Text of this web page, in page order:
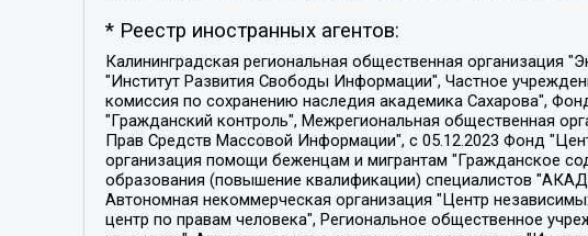
* Реестр иностранных агентов:
Калининградская региональная общественная организация "Экозащита!-Женсовет", Фонд содействия защите прав и свобод граждан "Общественный вердикт", Фонд "Институт Развития Свободы Информации", Частное учреждение "Информационное агентство МЕМО. РУ", Региональная общественная организация "Общественная комиссия по сохранению наследия академика Сахарова", Фонд поддержки свободы прессы, Санкт-Петербургская общественная правозащитная организация "Гражданский контроль", Межрегиональная общественная организация "Информационно-просветительский центр "Мемориал", Региональный Фонд "Центр Защиты Прав Средств Массовой Информации", с 05.12.2023 Фонд "Центр Защиты Прав Средств массовой информации", Региональная общественная благотворительная организация помощи беженцам и мигрантам "Гражданское содействие", Негосударственное образовательное учреждение дополнительного профессионального образования (повышение квалификации) специалистов "АКАДЕМИЯ ПО ПРАВАМ ЧЕЛОВЕКА", Свердловская региональная общественная организация "Сутяжник", Автономная некоммерческая организация "Центр независимых социологических исследований", Союз общественных объединений "Российский исследовательский центр по правам человека", Региональное общественное учреждение научно-информационный центр "МЕМОРИАЛ", Некоммерческая организация "Фонд защиты гласности", Автономная некоммерческая организация "Институт прав человека", Городская общественная организация "Екатеринбургское общество "МЕМОРИАЛ", Городская общественная организация "Рязанское историко-просветительское и правозащитное общество "Мемориал" (Рязанский Мемориал), Челябинский региональный орган общественной самодеятельности – женское общественное объединение "Женщины Евразии", Челябинский региональный орган общественной самодеятельности "Уральская правозащитная группа", Фонд содействия защите здоровья и социальной справедливости имени Андрея Рылькова, Автономная Некоммерческая Организация "Аналитический Центр Юрия Левады", Автономная некоммерческая организация социальной поддержки населения "Проект Апрель", Региональная общественная организация помощи женщинам и детям, находящимся в кризисной ситуации "Информационно-методический центр "Анна", Фонд содействия развитию массовых коммуникаций и правовому просвещению "Так-так-Так", Фонд содействия устойчивому развитию "Серебряная тайга", Свердловский региональный общественный фонд социальных проектов "Новое время", "Idel.Реалии", Кавказ.Реалии, Крым.Реалии, Телеканал Настоящее Время, Татаро-башкирская служба Радио Свобода (Azatliq Radiosi), Радио Свободная Европа/Радио Свобода (PCE/PC), "Сибирь.Реалии", "Фактограф", Благотворительный фонд помощи осужденным и их семьям, Автономная некоммерческая организация "Институт глобализации и социальных движений", Фонд "В защиту прав заключенных", Частное учреждение "Центр поддержки и содействия развитию средств массовой информации", Пензенский региональный общественный благотворительный фонд "Гражданский союз", "Север.Реалии", Некоммерческая организация Фонд "Правовая инициатива", Общество с ограниченной ответственностью "Радио Свободная Европа/Радио Свобода", Чешское информационное агентство "MEDIUM-ORIENT", Красноярская региональная общественная организация "Мы против СПИДа", Камалягин Денис Николаевич, Маркелов Сергей Евгеньевич, Пономарев Лев Александрович, Савицкая Людмила Алексеевна, Автономная некоммерческая организация "Центр по работе с проблемой насилия "НАСИЛИЮ.НЕТ", Межрегиональный профессиональный союз работников здравоохранения "Альянс врачей", Юридическое лицо, зарегистрированное в Латвийской Республике, SIA "Medusa Project" (регистрационный номер 40103797863, дата